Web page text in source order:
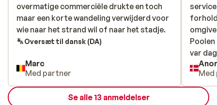
overmatige commerciële drukte en toch
maar een korte wandeling verwijderd voor
wie naar het strand wil of naar het stadje.
overmatige commerciële drukte en toch
maar een korte wandeling verwijderd voor
wie naar het strand wil of naar het stadje.
Oversæt til dansk (DA)
Marc
Med partner
var
var
Se alle 13 anmeldelser